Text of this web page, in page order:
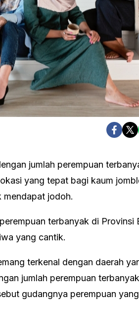
jumlah perempuan
yang tepat bagi kaum
mendapat jodoh.
terbanyak di Provinsi
yang cantik.
terkenal dengan daerah
jumlah perempuan
gudangnya perempuan